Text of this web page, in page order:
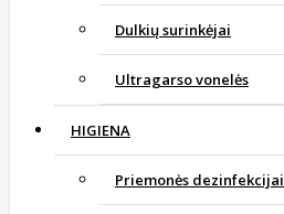
Dulkių surinkėjai
Ultragarso vonelės
HIGIENA
Priemonės dezinfekcijai